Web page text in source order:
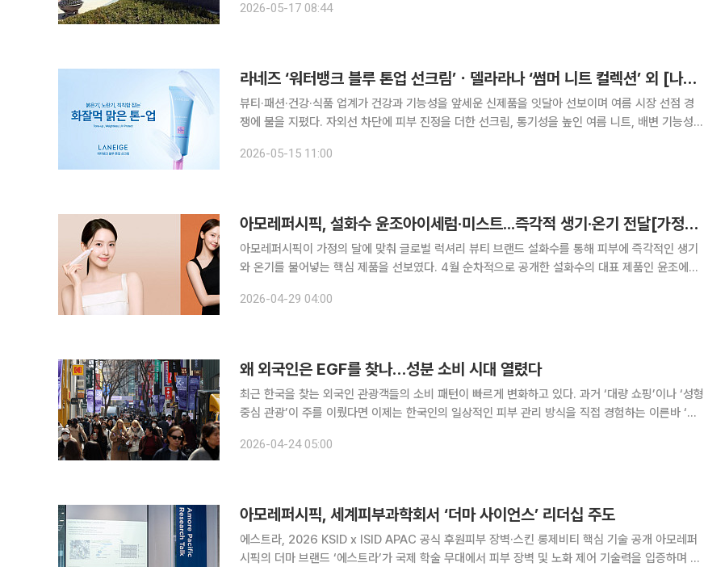
2026-05-17 08:44
라네즈 ‘워터뱅크 블루 톤업 선크림’ㆍ델라라나 ‘썸머 니트 컬렉션’ 외 [나왔다 신상]
뷰티·패션·건강·식품 업계가 건강과 기능성을 앞세운 신제품을 잇달아 선보이며 여름 시장 선점 경
쟁에 불을 지폈다. 자외선 차단에 피부 진정을 더한 선크림, 통기성을 높인 여름 니트, 배변 기능성
2026-05-15 11:00
아모레퍼시픽, 설화수 윤조아이세럼‧미스트...즉각적 생기·온기 전달[가정의 달]
아모레퍼시픽이 가정의 달에 맞춰 글로벌 럭셔리 뷰티 브랜드 설화수를 통해 피부에 즉각적인 생기
와 온기를 불어넣는 핵심 제품을 선보였다. 4월 순차적으로 공개한 설화수의 대표 제품인 윤조에센
어 선보인 윤조아이세럼은 노화 징후가 가장 먼저 나타나는 여린 눈가
2026-04-29 04:00
왜 외국인은 EGF를 찾나…성분 소비 시대 열렸다
최근 한국을 찾는 외국인 관광객들의 소비 패턴이 빠르게 변화하고 있다. 과거 ‘대량 쇼핑’이나 ‘성형
중심 관광’이 주를 이뤘다면 이제는 한국인의 일상적인 피부 관리 방식을 직접 경험하는 이른바 ‘케
국이나 더마 코스메틱 매장을 찾는 외국인 방문객이
2026-04-24 05:00
아모레퍼시픽, 세계피부과학회서 ‘더마 사이언스’ 리더십 주도
에스트라, 2026 KSID x ISID APAC 공식 후원피부 장벽·스킨 롱제비티 핵심 기술 공개 아모레퍼
시픽의 더마 브랜드 ‘에스트라’가 국제 학술 무대에서 피부 장벽 및 노화 제어 기술력을 입증하며 글